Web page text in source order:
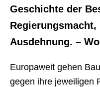
Geschichte der
Ausdehnung. –
Europaweit gehen
gegen ihre jeweiligen